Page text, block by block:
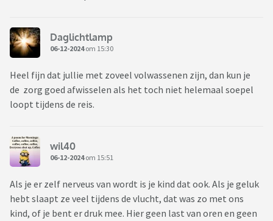
Daglichtlamp
06-12-2024om 15:30
Heel fijn dat jullie met zoveel volwassenen zijn, dan kun je
de zorg goed afwisselen als het toch niet helemaal soepel
loopt tijdens de reis.
wil40
06-12-2024om 15:51
Als je er zelf nerveus van wordt is je kind dat ook. Als je geluk
hebt slaapt ze veel tijdens de vlucht, dat was zo met ons
kind, of je bent er druk mee. Hier geen last van oren en geen